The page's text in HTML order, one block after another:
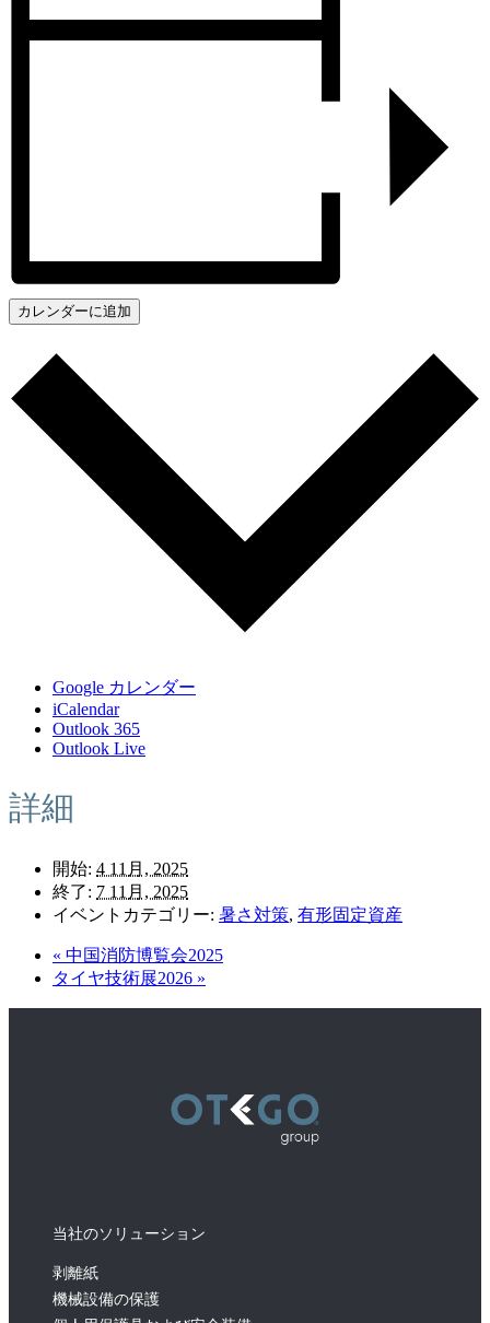
カレンダーに追加
Google カレンダー
iCalendar
Outlook 365
Outlook Live
詳細
開始: 4 11月, 2025
終了: 7 11月, 2025
イベントカテゴリー: 暑さ対策, 有形固定資産
« 中国消防博覧会2025
タイヤ技術展2026 »
当社のソリューション
剥離紙
機械設備の保護